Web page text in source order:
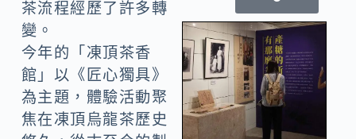
今年的「凍頂茶香
館」以《匠心獨具》
為主題，體驗活動聚
焦在凍頂烏龍茶歷史